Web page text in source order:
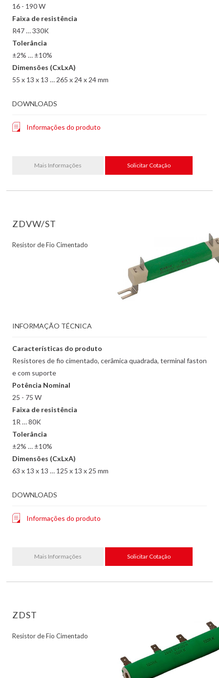
16 - 190 W
Faixa de resistência
R47 … 330K
Tolerância
±2% … ±10%
Dimensões (CxLxA)
55 x 13 x 13 … 265 x 24 x 24 mm
DOWNLOADS
Informações do produto
Mais Informações Solicitar Cotação
ZDVW/ST
Resistor de Fio Cimentado
INFORMAÇÃO TÉCNICA
Características do produto
Resistores de fio cimentado, cerâmica quadrada, terminal faston
e com suporte
Potência Nominal
25 - 75 W
Faixa de resistência
1R … 80K
Tolerância
±2% … ±10%
Dimensões (CxLxA)
63 x 13 x 13 … 125 x 13 x 25 mm
DOWNLOADS
Informações do produto
Mais Informações Solicitar Cotação
ZDST
Resistor de Fio Cimentado